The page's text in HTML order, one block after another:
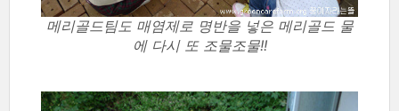
메리골드팀도 매염제로 명반을 넣은 메리골드 물
에 다시 또 조물조물!!